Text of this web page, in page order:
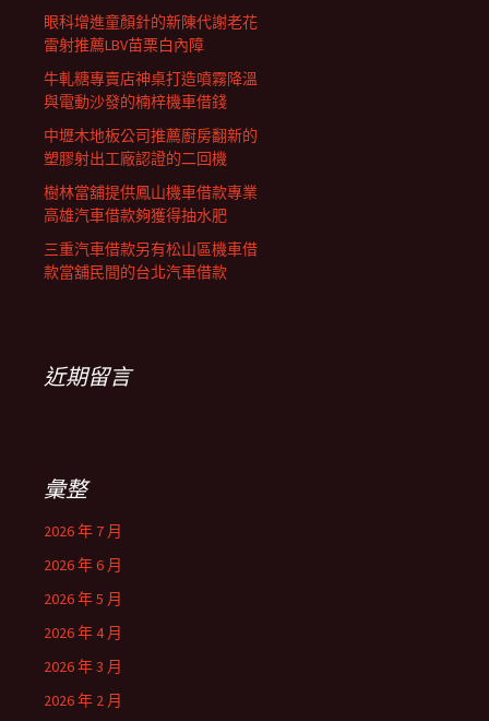
眼科增進童顏針的新陳代謝老花
雷射推薦LBV苗栗白內障
牛軋糖專賣店神桌打造噴霧降溫
與電動沙發的楠梓機車借錢
中壢木地板公司推薦廚房翻新的
塑膠射出工廠認證的二回機
樹林當舖提供鳳山機車借款專業
高雄汽車借款夠獲得抽水肥
三重汽車借款另有松山區機車借
款當舖民間的台北汽車借款
近期留言
彙整
2026 年 7 月
2026 年 6 月
2026 年 5 月
2026 年 4 月
2026 年 3 月
2026 年 2 月